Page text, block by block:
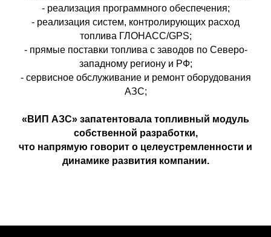
- реализация программного обеспечения;
- реализация систем, контролирующих расход
топлива ГЛОНАСС/GPS;
- прямые поставки топлива с заводов по Северо-
западному региону и РФ;
- сервисное обслуживание и ремонт оборудования
АЗС;
«ВИП АЗС» запатентовала топливный модуль
собственной разработки,
что напрямую говорит о целеустремленности и
динамике развития компании.